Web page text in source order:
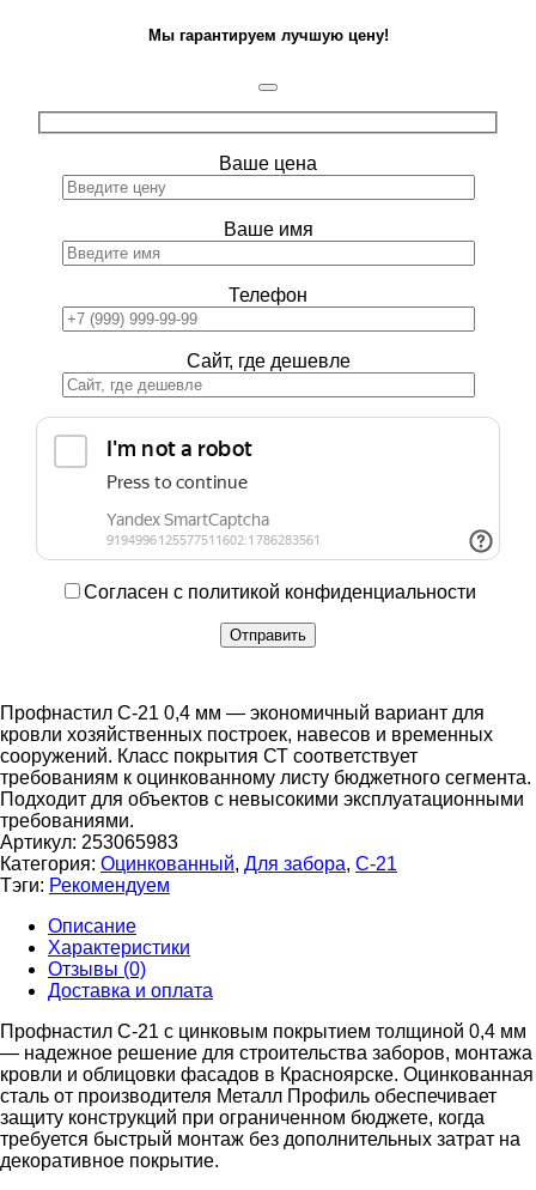
Мы гарантируем лучшую цену!
Ваше цена
Ваше имя
Телефон
Сайт, где дешевле
Согласен с политикой конфиденциальности
Профнастил С-21 0,4 мм — экономичный вариант для
кровли хозяйственных построек, навесов и временных
сооружений. Класс покрытия СТ соответствует
требованиям к оцинкованному листу бюджетного сегмента.
Подходит для объектов с невысокими эксплуатационными
требованиями.
Артикул: 253065983
Категория: Оцинкованный, Для забора, С-21
Тэги: Рекомендуем
Описание
Характеристики
Отзывы (0)
Доставка и оплата
Профнастил С-21 с цинковым покрытием толщиной 0,4 мм
— надежное решение для строительства заборов, монтажа
кровли и облицовки фасадов в Красноярске. Оцинкованная
сталь от производителя Металл Профиль обеспечивает
защиту конструкций при ограниченном бюджете, когда
требуется быстрый монтаж без дополнительных затрат на
декоративное покрытие.